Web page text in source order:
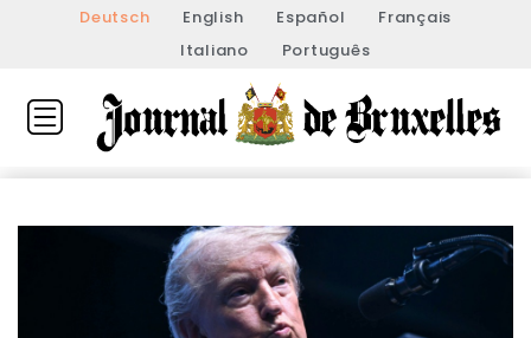
Deutsch English Español
Français
Italiano
Português